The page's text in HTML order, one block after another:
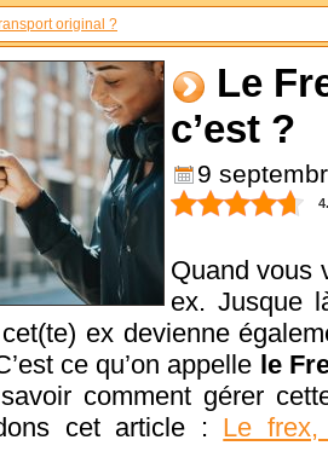
original ?
Le
c’est ?
9
Quand vous
ex. Jusque
ex devienne
ce qu’on appelle le
comment gérer
cet article : Le